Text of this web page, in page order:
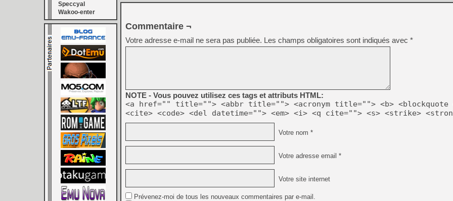
[Mo5] Deux inédits du
[GK] Le beat'em up The
[GK] Endless Legend 2 :
[LS] [PS5] Le WebKit
[GK] Oubliez Crazy Taxi,
[LS] [Switch] NSZ 5.0.0
[GK] No More Room in
Speccyal
Wakoo-enter
Commentaire ¬
Votre adresse e-mail ne sera pas publiée. Les champs obligatoires sont indiqués avec *
NOTE - Vous pouvez utilisez ces tags et attributs HTML:
<a href="" title=""> <abbr title=""> <acronym title=""> <b> <blockquote
<cite> <code> <del datetime=""> <em> <i> <q cite=""> <s> <strike>
Votre nom *
Votre adresse email *
Votre site internet
Prévenez-moi de tous les nouveaux commentaires par e-mail.